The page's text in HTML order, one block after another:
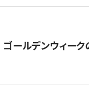
ゴールデンウィー